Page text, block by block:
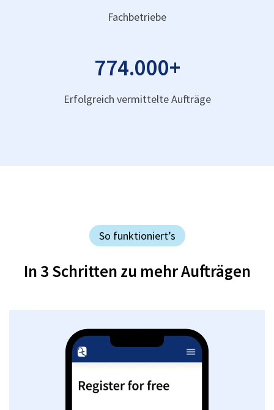
Fachbetriebe
774.000+
Erfolgreich vermittelte Aufträge
So funktioniert’s
In 3 Schritten zu mehr Aufträgen